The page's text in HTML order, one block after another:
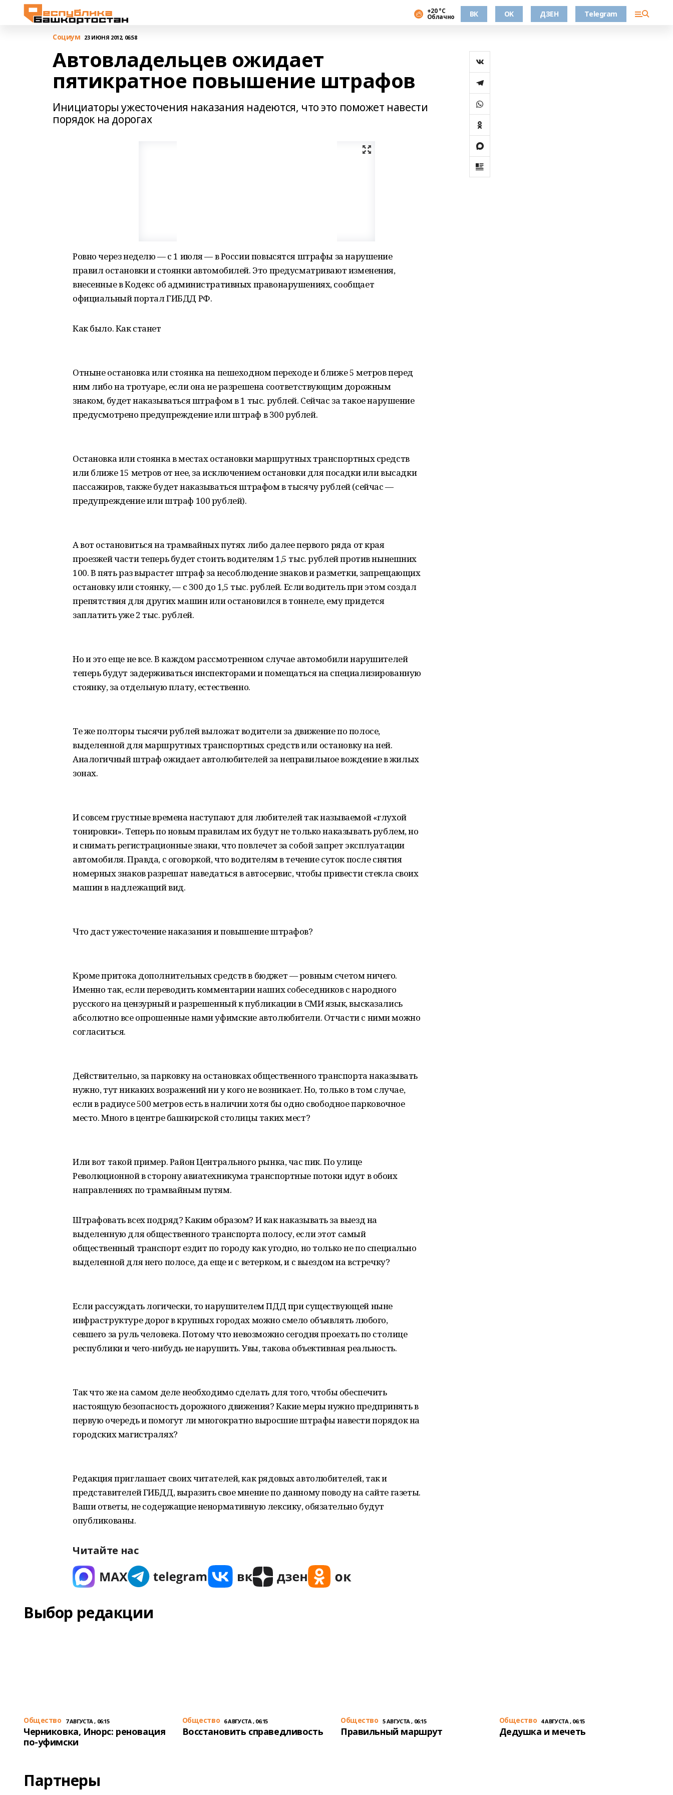
+20 °С
Облачно ВК OK ДЗЕН Telegram
Cоциум 23 ИЮНЯ 2012, 06:58
Автовладельцев ожидает
пятикратное повышение штрафов
Инициаторы ужесточения наказания надеются, что это поможет навести
порядок на дорогах
Ровно через неделю — с 1 июля — в России повысятся штрафы за нарушение
правил остановки и стоянки автомобилей. Это предусматривают изменения,
внесенные в Кодекс об административных правонарушениях, сообщает
официальный портал ГИБДД РФ.
Как было. Как станет
Отныне остановка или стоянка на пешеходном переходе и ближе 5 метров перед
ним либо на тротуаре, если она не разрешена соответствующим дорожным
знаком, будет наказываться штрафом в 1 тыс. рублей. Сейчас за такое нарушение
предусмотрено предупреждение или штраф в 300 рублей.
Остановка или стоянка в местах остановки маршрутных транспортных средств
или ближе 15 метров от нее, за исключением остановки для посадки или высадки
пассажиров, также будет наказываться штрафом в тысячу рублей (сейчас —
предупреждение или штраф 100 рублей).
А вот остановиться на трамвайных путях либо далее первого ряда от края
проезжей части теперь будет стоить водителям 1,5 тыс. рублей против нынешних
100. В пять раз вырастет штраф за несоблюдение знаков и разметки, запрещающих
остановку или стоянку, — с 300 до 1,5 тыс. рублей. Если водитель при этом создал
препятствия для других машин или остановился в тоннеле, ему придется
заплатить уже 2 тыс. рублей.
Но и это еще не все. В каждом рассмотренном случае автомобили нарушителей
теперь будут задерживаться инспекторами и помещаться на специализированную
стоянку, за отдельную плату, естественно.
Те же полторы тысячи рублей выложат водители за движение по полосе,
выделенной для маршрутных транспортных средств или остановку на ней.
Аналогичный штраф ожидает автолюбителей за неправильное вождение в жилых
зонах.
И совсем грустные времена наступают для любителей так называемой «глухой
тонировки». Теперь по новым правилам их будут не только наказывать рублем, но
и снимать регистрационные знаки, что повлечет за собой запрет эксплуатации
автомобиля. Правда, с оговоркой, что водителям в течение суток после снятия
номерных знаков разрешат наведаться в автосервис, чтобы привести стекла своих
машин в надлежащий вид.
Что даст ужесточение наказания и повышение штрафов?
Кроме притока дополнительных средств в бюджет — ровным счетом ничего.
Именно так, если переводить комментарии наших собеседников с народного
русского на цензурный и разрешенный к публикации в СМИ язык, высказались
абсолютно все опрошенные нами уфимские автолюбители. Отчасти с ними можно
согласиться.
Действительно, за парковку на остановках общественного транспорта наказывать
нужно, тут никаких возражений ни у кого не возникает. Но, только в том случае,
если в радиусе 500 метров есть в наличии хотя бы одно свободное парковочное
место. Много в центре башкирской столицы таких мест?
Или вот такой пример. Район Центрального рынка, час пик. По улице
Революционной в сторону авиатехникума транспортные потоки идут в обоих
направлениях по трамвайным путям.
Штрафовать всех подряд? Каким образом? И как наказывать за выезд на
выделенную для общественного транспорта полосу, если этот самый
общественный транспорт ездит по городу как угодно, но только не по специально
выделенной для него полосе, да еще и с ветерком, и с выездом на встречку?
Если рассуждать логически, то нарушителем ПДД при существующей ныне
инфраструктуре дорог в крупных городах можно смело объявлять любого,
севшего за руль человека. Потому что невозможно сегодня проехать по столице
республики и чего-нибудь не нарушить. Увы, такова объективная реальность.
Так что же на самом деле необходимо сделать для того, чтобы обеспечить
настоящую безопасность дорожного движения? Какие меры нужно предпринять в
первую очередь и помогут ли многократно выросшие штрафы навести порядок на
городских магистралях?
Редакция приглашает своих читателей, как рядовых автолюбителей, так и
представителей ГИБДД, выразить свое мнение по данному поводу на сайте газеты.
Ваши ответы, не содержащие ненормативную лексику, обязательно будут
опубликованы.
Читайте нас
Выбор редакции
Общество 7 АВГУСТА , 06:15
Черниковка, Инорс: реновация
по-уфимски
Общество 6 АВГУСТА , 06:15
Восстановить справедливость
Общество 5 АВГУСТА , 06:15
Правильный маршрут
Общество 4 АВГУСТА , 06:15
Дедушка и мечеть
Партнеры